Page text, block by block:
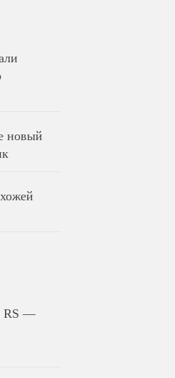
новый
RS —